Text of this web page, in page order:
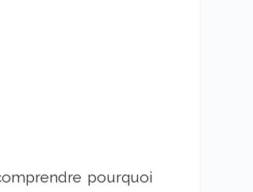
pourquoi